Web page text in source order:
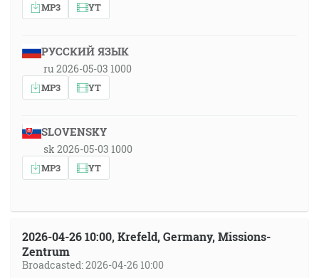
MP3 YT
РУССКИЙ ЯЗЫК
ru 2026-05-03 1000
MP3 YT
SLOVENSKY
sk 2026-05-03 1000
MP3 YT
2026-04-26 10:00, Krefeld, Germany, Missions-
Zentrum
Broadcasted: 2026-04-26 10:00